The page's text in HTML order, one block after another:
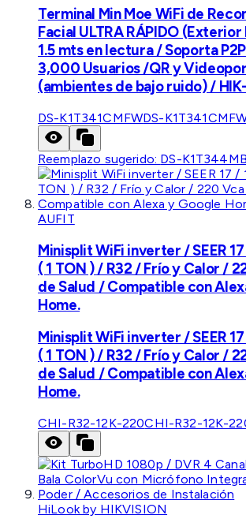
Terminal Min Moe WiFi de
Facial ULTRA RÁPIDO
1.5 mts en lectura / Soporta
3,000 Usuarios /QR y
(ambientes de bajo ruido) /
DS-K1T341CMFWDS-
Reemplazo sugerido: DS-
AUFIT
Minisplit WiFi inverter / SEER
( 1 TON ) / R32 / Frío y Calor /
de Salud / Compatible con
Home.
Minisplit WiFi inverter / SEER
( 1 TON ) / R32 / Frío y Calor /
de Salud / Compatible con
Home.
CHI-R32-12K-220CHI-R32-12K-
HiLook by HIKVISION